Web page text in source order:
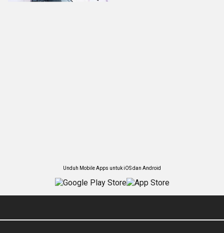
Unduh Mobile Apps untuk iOS dan Android